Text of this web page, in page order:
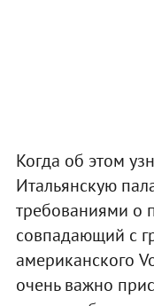
Когда об этом
Итальянскую
требованиями о
совпадающий с
американского
очень важно